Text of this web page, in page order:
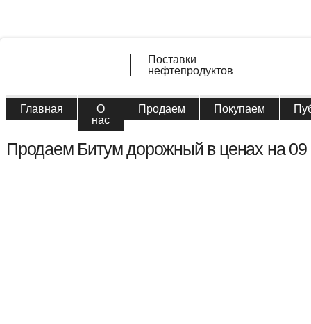
Поставки
нефтепродуктов
Главная
О
нас
Продаем Покупаем
Продаем Битум дорожный в ценах на 09